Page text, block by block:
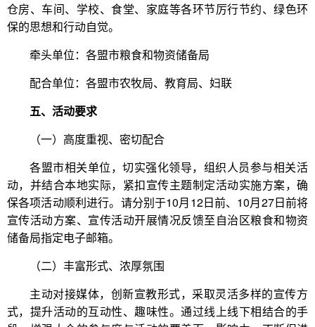
仓房、车间、学校、食堂、家庭等各环节厉行节约、绿色环
保的思想和行动自觉。
牵头单位：各盟市粮食和物资储备局
配合单位：各盟市农牧局、教育局、妇联
五、活动要求
（一）高度重视、密切配合
各盟市相关单位，切实强化领导，组织人员参与相关活
动，并结合本地实际，紧扣宣传主题制定活动实施方案，确
保各项活动顺利进行。请分别于10月12日前、10月27日前将
宣传活动方案、宣传活动开展情况反馈至自治区粮食和物资
储备局指定电子邮箱。
（二）丰富形式、浓厚氛围
主动对接媒体，创新宣教形式，采取灵活多样的宣传方
式，提升活动的互动性、趣味性。通过线上线下相结合的手